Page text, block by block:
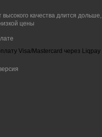
высокого качества длится дольше,
цены